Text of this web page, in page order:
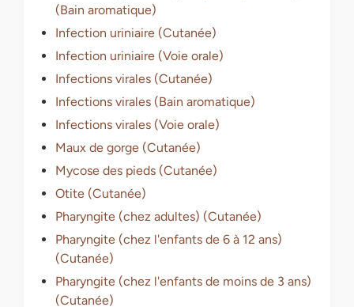
(Bain aromatique)
Infection uriniaire (Cutanée)
Infection uriniaire (Voie orale)
Infections virales (Cutanée)
Infections virales (Bain aromatique)
Infections virales (Voie orale)
Maux de gorge (Cutanée)
Mycose des pieds (Cutanée)
Otite (Cutanée)
Pharyngite (chez adultes) (Cutanée)
Pharyngite (chez l'enfants de 6 à 12 ans)
(Cutanée)
Pharyngite (chez l'enfants de moins de 3 ans)
(Cutanée)